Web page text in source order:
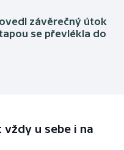
závěrečný útok
se převlékla do
u sebe i na